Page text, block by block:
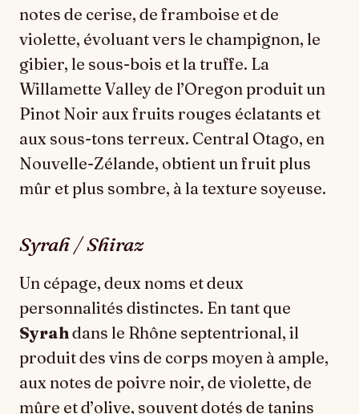
notes de cerise, de framboise et de
violette, évoluant vers le champignon, le
gibier, le sous-bois et la truffe. La
Willamette Valley de l’Oregon produit un
Pinot Noir aux fruits rouges éclatants et
aux sous-tons terreux. Central Otago, en
Nouvelle-Zélande, obtient un fruit plus
mûr et plus sombre, à la texture soyeuse.
Syrah / Shiraz
Un cépage, deux noms et deux
personnalités distinctes. En tant que
Syrahdans le Rhône septentrional, il
produit des vins de corps moyen à ample,
aux notes de poivre noir, de violette, de
mûre et d’olive, souvent dotés de tanins